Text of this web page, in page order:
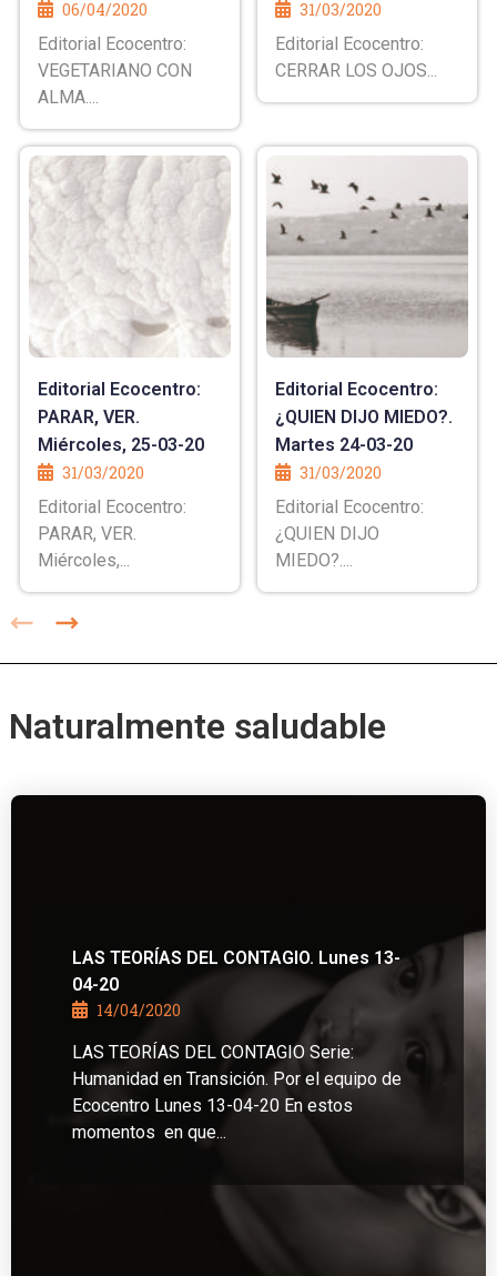
06/04/2020
Editorial Ecocentro:
VEGETARIANO CON
ALMA....
31/03/2020
Editorial Ecocentro:
CERRAR LOS OJOS...
Editorial Ecocentro:
PARAR, VER.
Miércoles, 25-03-20
31/03/2020
Editorial Ecocentro:
PARAR, VER.
Miércoles,...
Editorial Ecocentro:
¿QUIEN DIJO MIEDO?.
Martes 24-03-20
31/03/2020
Editorial Ecocentro:
¿QUIEN DIJO
MIEDO?....
Naturalmente saludable
LAS TEORÍAS DEL CONTAGIO. Lunes 13-
04-20
14/04/2020
LAS TEORÍAS DEL CONTAGIO Serie:
Humanidad en Transición. Por el equipo de
Ecocentro Lunes 13-04-20 En estos
momentos en que...